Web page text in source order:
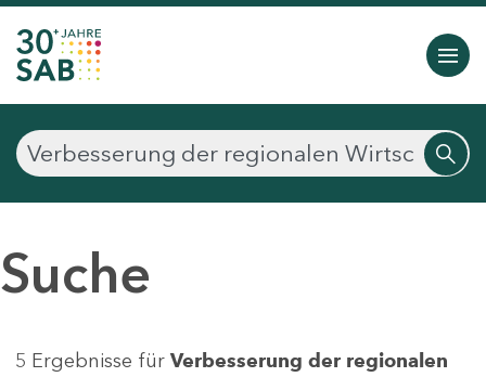
Suche
5 Ergebnisse für Verbesserung der regionalen